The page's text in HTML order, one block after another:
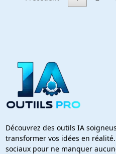
Découvrez des outils IA
transformer vos idées en
sociaux pour ne manquer